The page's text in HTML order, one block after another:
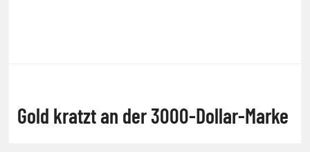
Gold kratzt an der 3000-Dollar-Marke